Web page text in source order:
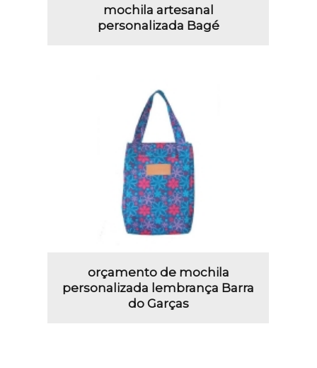
mochila artesanal
personalizada Bagé
orçamento de mochila
personalizada lembrança Barra
do Garças